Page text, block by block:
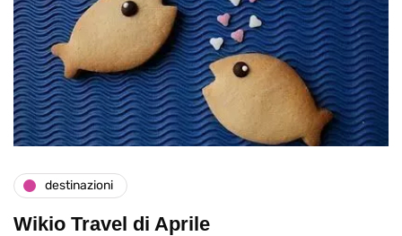
destinazioni
Wikio Travel di Aprile